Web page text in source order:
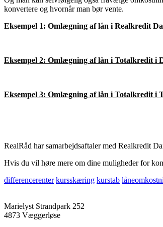
konvertere og hvornår man bør vente.
Eksempel 1: Omlægning af lån i Realkredit
Eksempel 2: Omlægning af lån i Totalkredit i
Eksempel 3: Omlægning af lån i Totalkredit i
RealRåd har samarbejdsaftaler med Realkredit
Hvis du vil høre mere om dine muligheder for
differencerenter kursskæring kurstab
Marielyst Strandpark 252
4873 Væggerløse